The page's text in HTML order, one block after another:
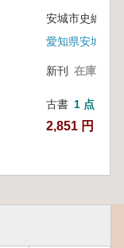
愛知県安城市
新刊 在庫なし
古書 1 点
2,851 円